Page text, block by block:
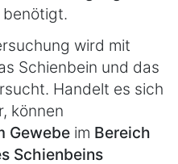
benötigt.
wird mit
Schienbein und das
Handelt es sich
können
Gewebe im Bereich
Schienbeins